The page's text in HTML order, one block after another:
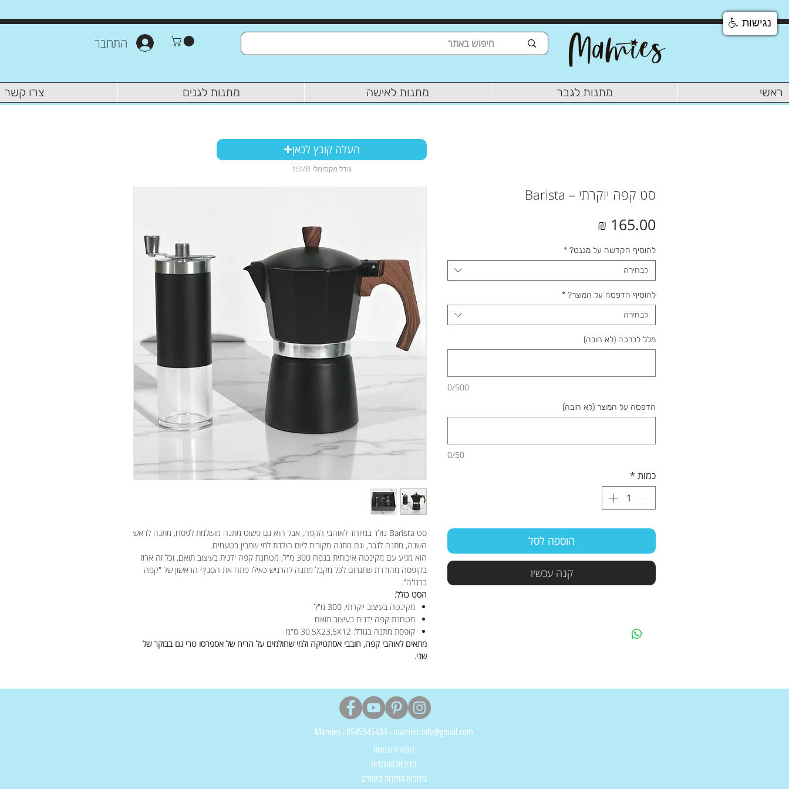
התחבר
ראשי מתנות לגבר מתנות לאישה מתנות לגנים צרו קשר
סט Barista נולד במיוחד לאוהבי הקפה, אבל הוא גם פשוט מתנה מושלמת לפסח, מתנה לראש
השנה, מתנה לגבר, וגם מתנה מקורית ליום הולדת למי שמבין בטעמים.
הוא מגיע עם מקינטה איכותית בנפח 300 מ"ל, מטחנת קפה ידנית בעיצוב תואם, וכל זה ארוז
בקופסה מהודרת שתגרום לכל מקבל מתנה להרגיש כאילו פתח את הסניף הראשון של "קפה
ברנז'ה".
הסט כולל:
מקינטה בעיצוב יוקרתי, 300 מ"ל
מטחנת קפה ידנית בעיצוב תואם
קופסת מתנה בגודל: 30.5X23.5X12 ס"מ
מתאים לאוהבי קפה, חובבי אסתטיקה ולמי שחולמים על הריח של אספרסו טרי גם בבוקר של
שני.
סט קפה יוקרתי – Barista
להוסיף הקדשה על מגנט? *
לבחירה
להוסיף הדפסה על המוצר? *
לבחירה
מלל לברכה (לא חובה)
0/500
הדפסה על המוצר (לא חובה)
0/50
כמות *
הוספה לסל
קנה עכשיו
העלה קובץ לכאן
15MB גודל מקסימלי
Mamies - 0545545484 - mamies.info@gmail.com
הצהרת נגישות
מדיניות הפרטיות
מדיניות החזרות וביטולים
נגישות